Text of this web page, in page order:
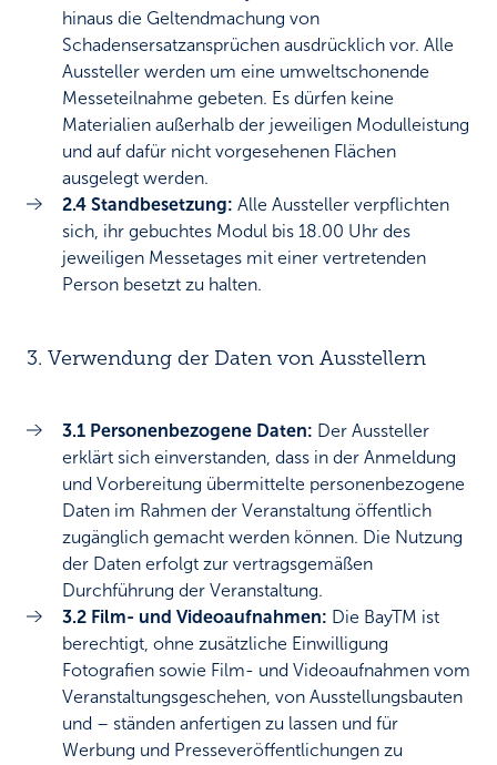
hinaus die Geltendmachung von
Schadensersatzansprüchen ausdrücklich vor. Alle
Aussteller werden um eine umweltschonende
Messeteilnahme gebeten. Es dürfen keine
Materialien außerhalb der jeweiligen Modulleistung
und auf dafür nicht vorgesehenen Flächen
ausgelegt werden.
2.4 Standbesetzung: Alle Aussteller verpflichten
sich, ihr gebuchtes Modul bis 18.00 Uhr des
jeweiligen Messetages mit einer vertretenden
Person besetzt zu halten.
3. Verwendung der Daten von Ausstellern
3.1 Personenbezogene Daten: Der Aussteller
erklärt sich einverstanden, dass in der Anmeldung
und Vorbereitung übermittelte personenbezogene
Daten im Rahmen der Veranstaltung öffentlich
zugänglich gemacht werden können. Die Nutzung
der Daten erfolgt zur vertragsgemäßen
Durchführung der Veranstaltung.
3.2 Film- und Videoaufnahmen: Die BayTM ist
berechtigt, ohne zusätzliche Einwilligung
Fotografien sowie Film- und Videoaufnahmen vom
Veranstaltungsgeschehen, von Ausstellungsbauten
und – ständen anfertigen zu lassen und für
Werbung und Presseveröffentlichungen zu